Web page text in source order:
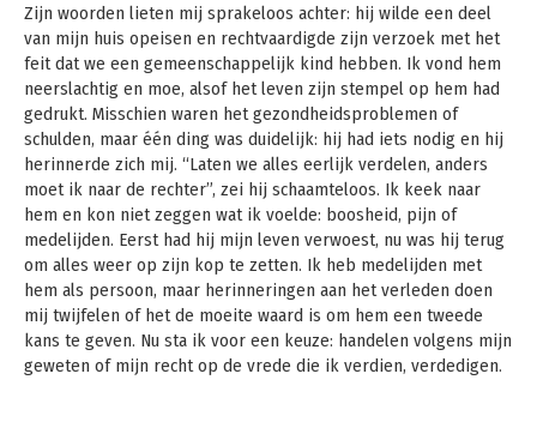
Zijn woorden lieten mij sprakeloos achter: hij wilde een deel
van mijn huis opeisen en rechtvaardigde zijn verzoek met het
feit dat we een gemeenschappelijk kind hebben. Ik vond hem
neerslachtig en moe, alsof het leven zijn stempel op hem had
gedrukt. Misschien waren het gezondheidsproblemen of
schulden, maar één ding was duidelijk: hij had iets nodig en hij
herinnerde zich mij. “Laten we alles eerlijk verdelen, anders
moet ik naar de rechter”, zei hij schaamteloos. Ik keek naar
hem en kon niet zeggen wat ik voelde: boosheid, pijn of
medelijden. Eerst had hij mijn leven verwoest, nu was hij terug
om alles weer op zijn kop te zetten. Ik heb medelijden met
hem als persoon, maar herinneringen aan het verleden doen
mij twijfelen of het de moeite waard is om hem een ​​tweede
kans te geven. Nu sta ik voor een keuze: handelen volgens mijn
geweten of mijn recht op de vrede die ik verdien, verdedigen.